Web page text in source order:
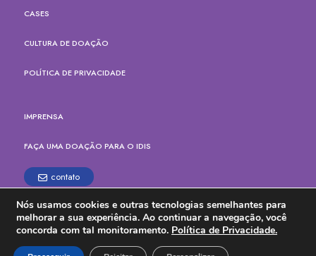
CASES
CULTURA DE DOAÇÃO
POLÍTICA DE PRIVACIDADE
IMPRENSA
FAÇA UMA DOAÇÃO PARA O IDIS
contato
Rua Paes Leme, 524, cj.165
Pinheiros, São Paulo - SP
CEP: 05424-904
Tel. (11) 3914-6700
Nós usamos cookies e outras tecnologias semelhantes para
melhorar a sua experiência. Ao continuar a navegação, você
concorda com tal monitoramento. Política de Privacidade.